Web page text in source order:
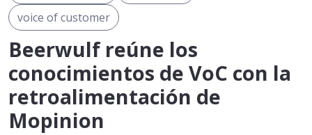
voice of customer
Beerwulf reúne los
conocimientos de VoC con la
retroalimentación de
Mopinion